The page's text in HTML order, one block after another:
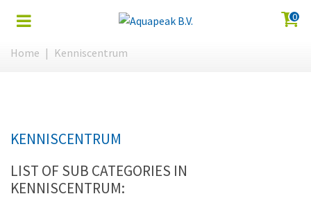
0
Home | Kenniscentrum
KENNISCENTRUM
LIST OF SUB CATEGORIES IN
KENNISCENTRUM: